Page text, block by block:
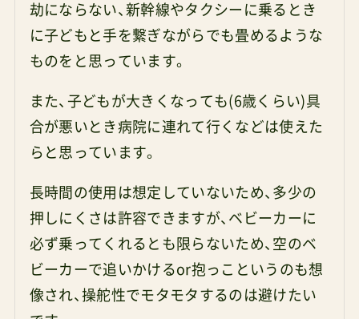
劫にならない、新幹線やタクシーに乗るとき
に子どもと手を繋ぎながらでも畳めるような
ものをと思っています。
また、子どもが大きくなっても(6歳くらい)具
合が悪いとき病院に連れて行くなどは使えた
らと思っています。
長時間の使用は想定していないため、多少の
押しにくさは許容できますが、ベビーカーに
必ず乗ってくれるとも限らないため、空のベ
ビーカーで追いかけるor抱っこというのも想
像され、操舵性でモタモタするのは避けたい